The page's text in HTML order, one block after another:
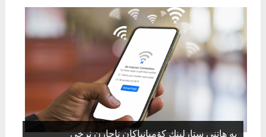
بە هاتنی ستارلینك كۆمپانیاكان ناچارن نرخی